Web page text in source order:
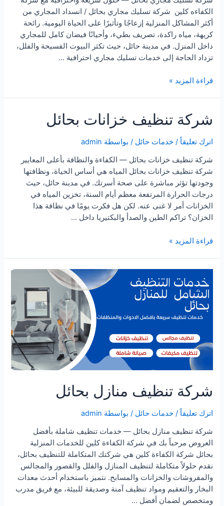
الكفاءه كلين شركة تسليك مجاري بحائل / انسداد المجاري من
أكثر المشاكل المنزلية إزعاجًا وتأثيرًا على الحياة اليومية. رائحة
كريهة، مياه راكدة، تصريف بطيء، وأحيانًا فيضان كامل للمجاري
داخل المنزل. في مدينة حائل، حيث تكثر البيوت الفسيحة والفلل،
تزداد الحاجة إلى خدمات تسليك مجاري احترافية …
شركة
بحائل
قراءة المزيد »
شركة تنظيف خزانات بحائل
اترك تعليقاً /خدمات حائل / بواسطة admin
شركة تنظيف خزانات بحائل — الكفاءة والنظافة بأعلى المعايير
شركة تنظيف خزانات بحائل المياه هي أساس الحياة، ونظافتها
وجودتها تؤثر مباشرة على صحة أسرتك. في مدينة حائل، حيث
درجات الحرارة المرتفعة معظم أيام السنة، تخزين المياه في
الخزانات أمر لا غنى عنه. لكن هل فكرت يومًا في نظافة هذا
الخزان؟ تراكم الطين والصدأ والبكتيريا داخل …
شركة
قراءة المزيد »
شركة تنظيف منازل بحائل
اترك تعليقاً /خدمات حائل / بواسطة admin
شركة تنظيف منازل بحائل — خدمات تنظيف شاملة بأفضل
العروض مرحباً بك في شركة الكفاءة كلين للخدمات المنزلية
بحائل شركة الكفاءة كلين هي شركتك المتكاملة للتنظيف بحائل،
نقدم حلولاً متكاملة لتنظيف المنازل والفلل والقصور والمجالس
والمفروشات والخزانات والمسابح. نتميز باستخدام أحدث معدات
البخار والتعقيم ومواد تنظيف آمنة وصديقة للبيئة، مع فريق مدرب
ومتخصص لضمان أفضل …